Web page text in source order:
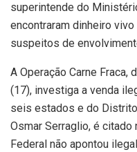
superintende do
encontraram dinheiro
suspeitos de
A Operação Carne
(17), investiga a venda
seis estados e do
Osmar Serraglio, é
Federal não apontou